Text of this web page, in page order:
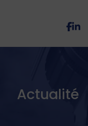
Actualité